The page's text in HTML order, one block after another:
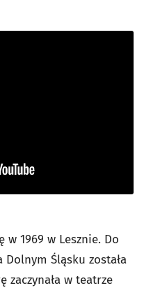
w 1969 w Lesznie. Do
Śląsku została
w teatrze